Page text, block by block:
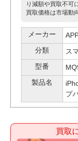
り減額や買取不可
買取価格は市場動
メーカー
分類
ス
型番
製品名
プ
買取